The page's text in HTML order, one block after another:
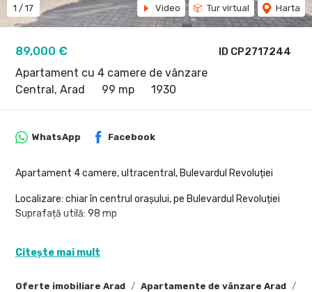
ID CP2717244
89,000 €
Apartament cu 4 camere de vânzare
Central, Arad
99 mp 1930
1 / 17 Video Tur virtual Harta
Oferte imobiliare Arad Apartamente de vânzare Arad
WhatsApp Facebook
Apartament 4 camere, ultracentral, Bulevardul Revoluției
Localizare: chiar în centrul orașului, pe Bulevardul Revoluției
Suprafață utilă: 98 mp
investiție, compartimentat astfel:
4 camere generoase
Citește mai mult